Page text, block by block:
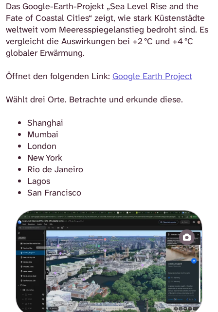
Das Google-Earth-Projekt „Sea Level Rise and the
Fate of Coastal Cities“ zeigt, wie stark Küstenstädte
weltweit vom Meeresspiegelanstieg bedroht sind. Es
vergleicht die Auswirkungen bei +2 °C und +4 °C
globaler Erwärmung.
Öffnet den folgenden Link: Google Earth Project
Wählt drei Orte. Betrachte und erkunde diese.
Shanghai
Mumbai
London
New York
Rio de Janeiro
Lagos
San Francisco